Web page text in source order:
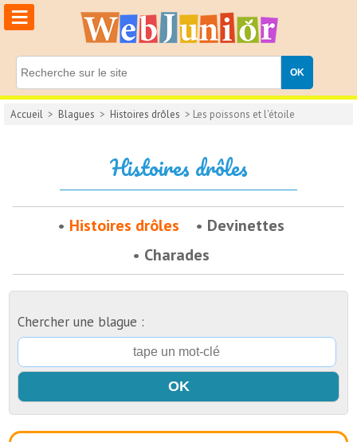
≡
Accueil > Blagues > Histoires drôles > Les poissons et l'étoile
Histoires drôles
Histoires drôles
Devinettes
Charades
Chercher une blague :